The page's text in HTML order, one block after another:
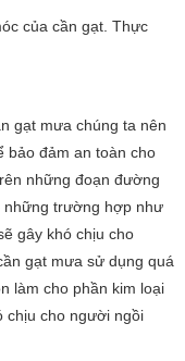
của cần gạt. Thực
gạt mưa chúng ta nên
bảo đảm an toàn cho
những đoạn đường
những trường hợp như
gây khó chịu cho
gạt mưa sử dụng quá
làm cho phần kim loại
chịu cho người ngồi